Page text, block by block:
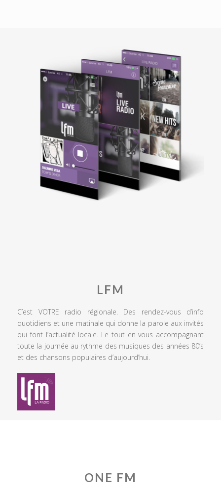
LFM
C’est VOTRE radio régionale. Des rendez-vous d’info
quotidiens et une matinale qui donne la parole aux invités
qui font l’actualité locale. Le tout en vous accompagnant
toute la journée au rythme des musiques des années 80’s
et des chansons populaires d’aujourd’hui.
ONE FM